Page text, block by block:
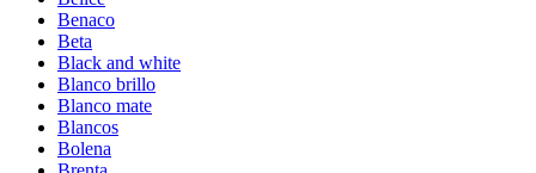
Benaco
Beta
Black and white
Blanco brillo
Blanco mate
Blancos
Bolena